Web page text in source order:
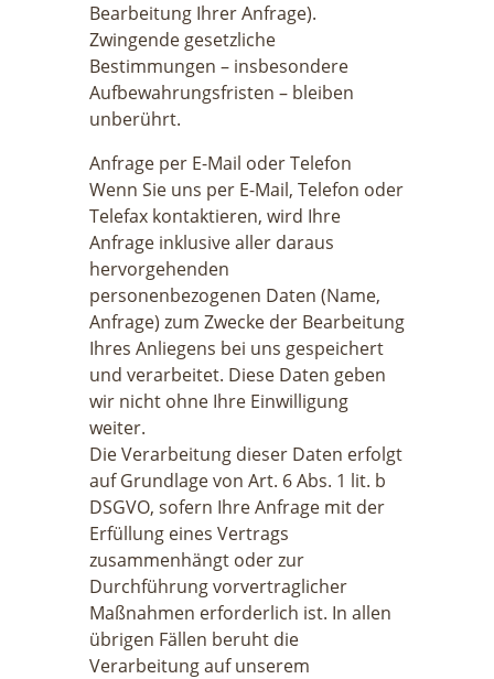
Bearbeitung Ihrer Anfrage).
Zwingende gesetzliche
Bestimmungen – insbesondere
Aufbewahrungsfristen – bleiben
unberührt.
Anfrage per E-Mail oder Telefon
Wenn Sie uns per E-Mail, Telefon oder
Telefax kontaktieren, wird Ihre
Anfrage inklusive aller daraus
hervorgehenden
personenbezogenen Daten (Name,
Anfrage) zum Zwecke der Bearbeitung
Ihres Anliegens bei uns gespeichert
und verarbeitet. Diese Daten geben
wir nicht ohne Ihre Einwilligung
weiter.
Die Verarbeitung dieser Daten erfolgt
auf Grundlage von Art. 6 Abs. 1 lit. b
DSGVO, sofern Ihre Anfrage mit der
Erfüllung eines Vertrags
zusammenhängt oder zur
Durchführung vorvertraglicher
Maßnahmen erforderlich ist. In allen
übrigen Fällen beruht die
Verarbeitung auf unserem